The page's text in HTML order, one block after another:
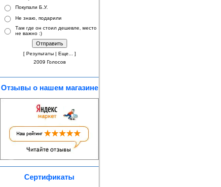
Покупали Б.У.
Не знаю, подарили
Там где он стоил дешевле, место
не важно :)
[ Результаты| Еще...
]
2009 Голосов
Отзывы о нашем магазине
Сертификаты